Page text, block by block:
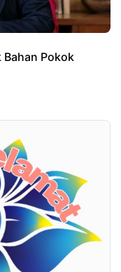
Bahan Pokok